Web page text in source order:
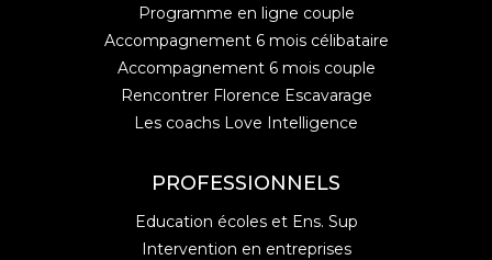
Programme en ligne couple
Accompagnement 6 mois célibataire
Accompagnement 6 mois couple
Rencontrer Florence Escavarage
Les coachs Love Intelligence
PROFESSIONNELS
Education écoles et Ens. Sup
Intervention en entreprises